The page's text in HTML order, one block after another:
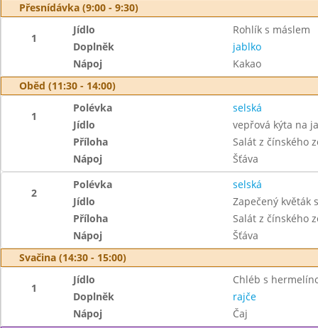
Přesnídávka (9:00 - 9:30)
1
Jídlo
Rohlík s máslem
Doplněk
jablko
Nápoj
Kakao
Oběd (11:30 - 14:00)
1
Polévka
selská
Jídlo
vepřová kýta na
Příloha
Salát z čínského
Nápoj
Šťáva
2
Polévka
selská
Jídlo
Zapečený květák
Příloha
Salát z čínského
Nápoj
Šťáva
Svačina (14:30 - 15:00)
1
Jídlo
Chléb s
Doplněk
rajče
Nápoj
Čaj